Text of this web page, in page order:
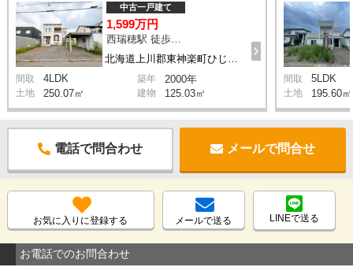
北海道上川郡東神楽町ひじり野南三条4丁目
中古一戸建て
1,599万円
間取 4LDK 築年 2000年
土地 250.07㎡ 建物 125.03㎡
間取 5LDK
土地 195.60㎡
電話で問合わせ メールで問合せ
お気に入りに登録する メールで送る LINEで送る
お電話でのお問合わせ